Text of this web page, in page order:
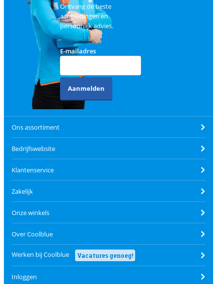
Ontvang de beste
aanbiedingen en
persoonlijk advies.
E-mailadres
Aanmelden
Ons assortiment
Bedrijfswebsite
Klantenservice
Zakelijk
Onze winkels
Over Coolblue
Werken bij Coolblue Vacatures genoeg!
Inloggen